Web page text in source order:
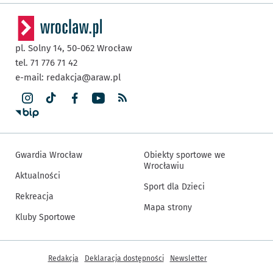
pl. Solny 14, 50-062 Wrocław
tel. 71 776 71 42
e-mail: redakcja@araw.pl
Gwardia Wrocław
Aktualności
Rekreacja
Kluby Sportowe
Obiekty sportowe we
Wrocławiu
Sport dla Dzieci
Mapa strony
Inne informacje
Redakcja Deklaracja dostępności Newsletter